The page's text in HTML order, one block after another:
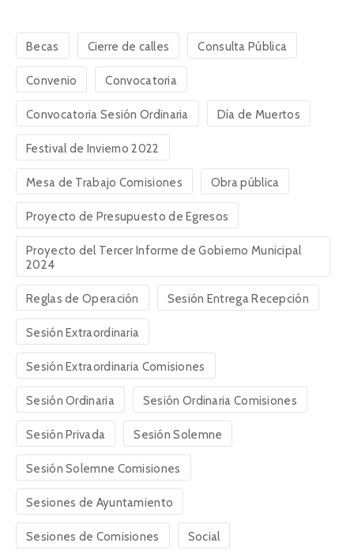
Becas Cierre de calles Consulta Pública
Convenio Convocatoria
Convocatoria Sesión Ordinaria Día de Muertos
Festival de Invierno 2022
Mesa de Trabajo Comisiones Obra pública
Proyecto de Presupuesto de Egresos
Proyecto del Tercer Informe de Gobierno Municipal
2024
Reglas de Operación Sesión Entrega Recepción
Sesión Extraordinaria
Sesión Extraordinaria Comisiones
Sesión Ordinaria Sesión Ordinaria Comisiones
Sesión Privada Sesión Solemne
Sesión Solemne Comisiones
Sesiones de Ayuntamiento
Sesiones de Comisiones Social